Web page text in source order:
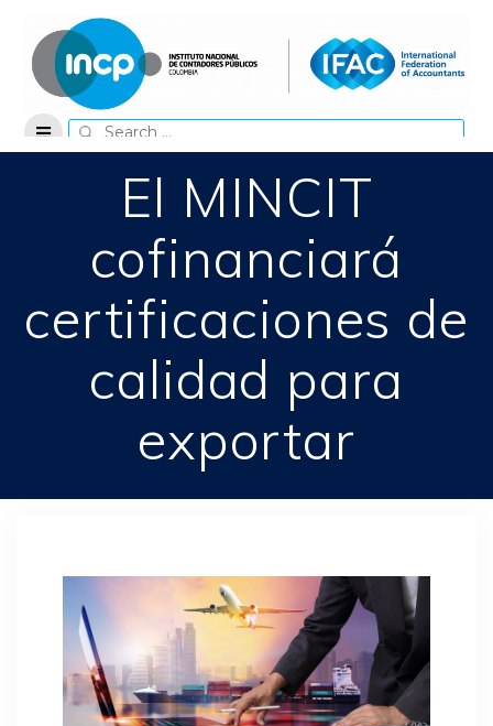
content
Search
for:
El MINCIT
cofinanciará
certificaciones de
calidad para
exportar